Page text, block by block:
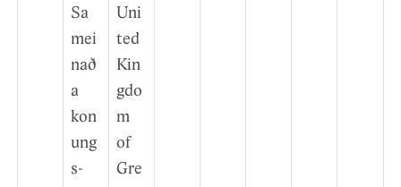
Sa
mei
nað
a
kon
ung
s­
Uni
ted
Kin
gdo
m
of
Gre